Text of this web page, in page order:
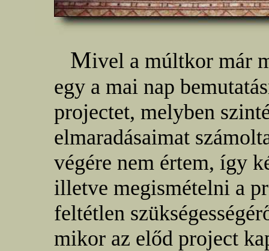
Mivel a múltkor már
egy a mai nap
projectet, melyben
elmaradásaimat
végére nem értem, így
illetve megismételni a
feltétlen
mikor az előd project